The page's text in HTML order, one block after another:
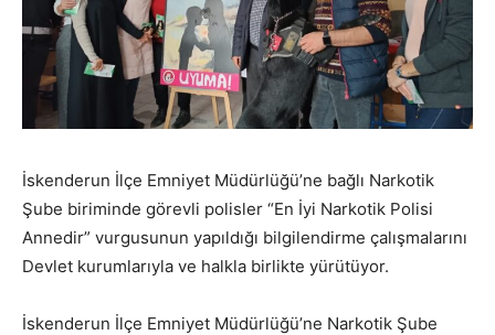
İskenderun İlçe Emniyet Müdürlüğü’ne bağlı Narkotik
Şube biriminde görevli polisler “En İyi Narkotik Polisi
Annedir” vurgusunun yapıldığı bilgilendirme çalışmalarını
Devlet kurumlarıyla ve halkla birlikte yürütüyor.
İskenderun İlçe Emniyet Müdürlüğü’ne Narkotik Şube